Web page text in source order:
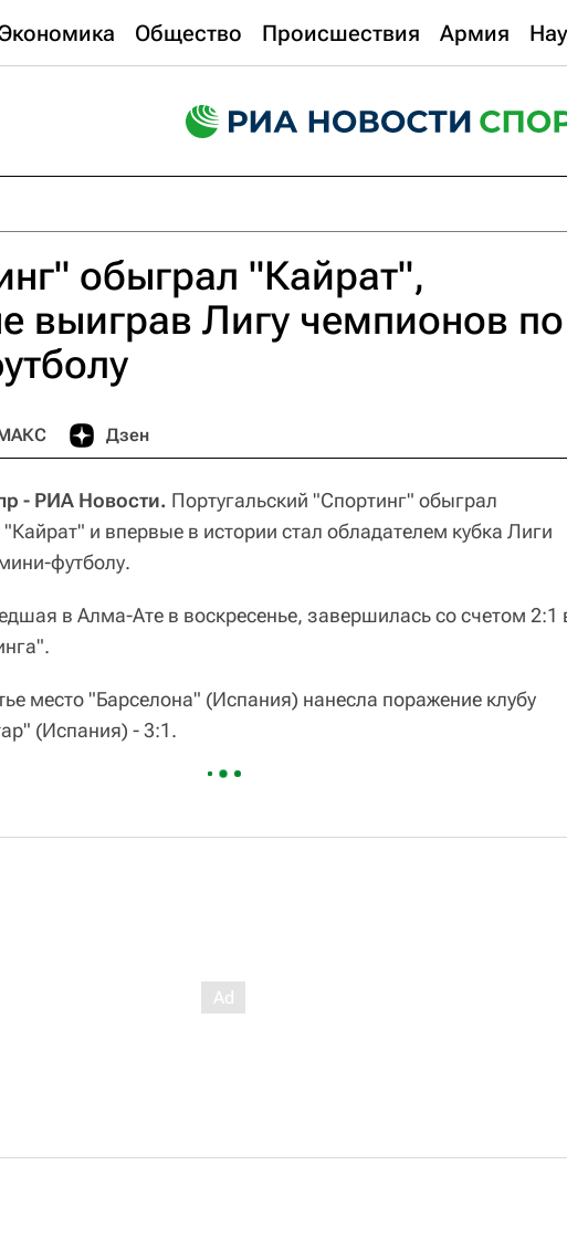
Общество Происшествия Армия
обыграл "Кайрат",
выиграв Лигу чемпионов по
Дзен
- РИА Новости. Португальский "Спортинг" обыграл
"Кайрат" и впервые в истории стал обладателем кубка Лиги
футболу.
в Алма-Ате в воскресенье, завершилась со счетом 2:1
место "Барселона" (Испания) нанесла поражение клубу
(Испания) - 3:1.